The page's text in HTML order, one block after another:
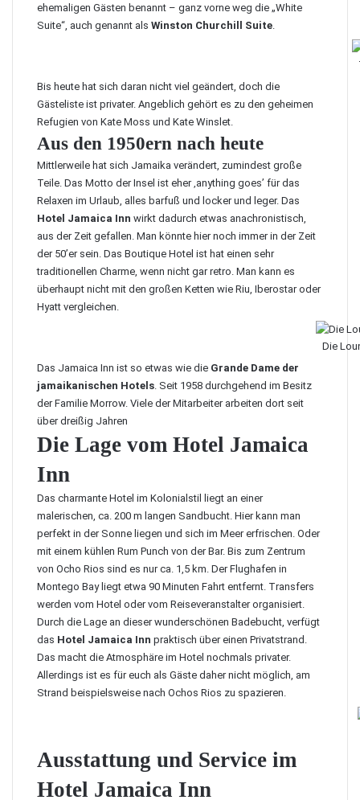
ehemaligen Gästen benannt – ganz vorne weg die „White
Suite“, auch genannt als Winston Churchill Suite.
Bis heute hat sich daran nicht viel geändert, doch die
Gästeliste ist privater. Angeblich gehört es zu den geheimen
Refugien von Kate Moss und Kate Winslet.
Aus den 1950ern nach heute
Mittlerweile hat sich Jamaika verändert, zumindest große
Teile. Das Motto der Insel ist eher ‚anything goes’ für das
Relaxen im Urlaub, alles barfuß und locker und leger. Das
Hotel Jamaica Inn wirkt dadurch etwas anachronistisch,
aus der Zeit gefallen. Man könnte hier noch immer in der Zeit
der 50’er sein. Das Boutique Hotel ist hat einen sehr
traditionellen Charme, wenn nicht gar retro. Man kann es
überhaupt nicht mit den großen Ketten wie Riu, Iberostar oder
Hyatt vergleichen.
Die
Das Jamaica Inn ist so etwas wie die Grande Dame der
jamaikanischen Hotels. Seit 1958 durchgehend im Besitz
der Familie Morrow. Viele der Mitarbeiter arbeiten dort seit
über dreißig Jahren
Die Lage vom Hotel Jamaica
Inn
Das charmante Hotel im Kolonialstil liegt an einer
malerischen, ca. 200 m langen Sandbucht. Hier kann man
perfekt in der Sonne liegen und sich im Meer erfrischen. Oder
mit einem kühlen Rum Punch von der Bar. Bis zum Zentrum
von Ocho Rios sind es nur ca. 1,5 km. Der Flughafen in
Montego Bay liegt etwa 90 Minuten Fahrt entfernt. Transfers
werden vom Hotel oder vom Reiseveranstalter organisiert.
Durch die Lage an dieser wunderschönen Badebucht, verfügt
das Hotel Jamaica Inn praktisch über einen Privatstrand.
Das macht die Atmosphäre im Hotel nochmals privater.
Allerdings ist es für euch als Gäste daher nicht möglich, am
Strand beispielsweise nach Ochos Rios zu spazieren.
Ausstattung und Service im
Hotel Jamaica Inn